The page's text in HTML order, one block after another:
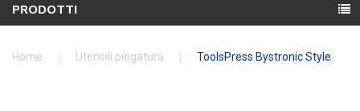
PRODOTTI
Home Utensili piegatura ToolsPress Bystronic Style